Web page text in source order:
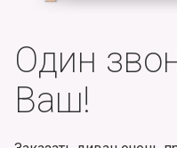
Один
Ваш!